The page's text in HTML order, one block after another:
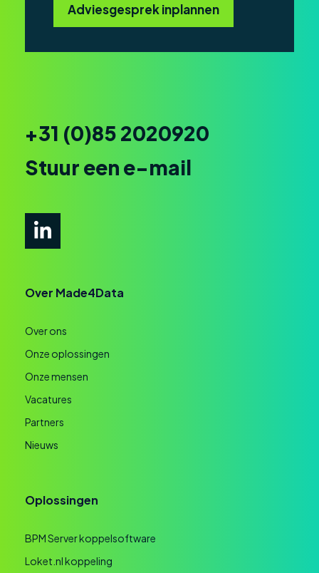
Adviesgesprek inplannen
+31 (0)85 2020920
Stuur een e-mail
Over Made4Data
Over ons
Onze oplossingen
Onze mensen
Vacatures
Partners
Nieuws
Oplossingen
BPM Server koppelsoftware
Loket.nl koppeling